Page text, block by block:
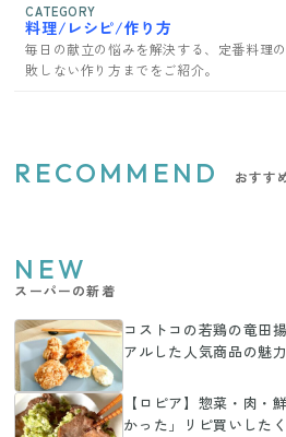
CATEGORY
料理/レシピ/作り方
毎日の献立の悩みを解決する、定番料理
敗しない作り方までをご紹介。
RECOMMEND おすす
NEW
スーパーの新着
コストコの若鶏の竜田
アルした人気商品の魅
【ロピア】惣菜・肉・
かった」リピ買いした